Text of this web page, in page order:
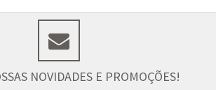
NOVIDADES E PROMOÇÕES!